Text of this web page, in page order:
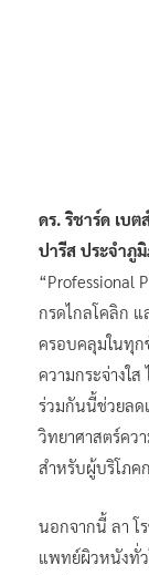
ดร. ริชาร์ด เบ
ปารีส ประจำภูมิ
“Professional
กรดไกลโคลิก
ครอบคลุมในทุ
ความกระจ่างใ
ร่วมกันนี้ช่วยลด
วิทยาศาสตร์คว
สำหรับผู้บริโภค
นอกจากนี้ ลา โ
แพทย์ผิวหนังทั่